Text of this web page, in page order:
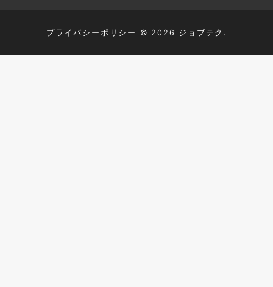
プライバシーポリシー © 2026 ジョブテク.